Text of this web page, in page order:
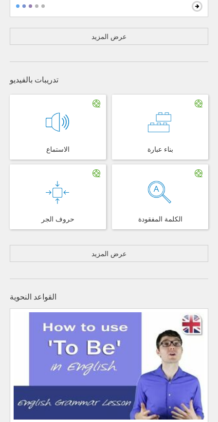
عرض المزيد
تدريبات بالفيديو
الاستماع بناء عبارة
حروف الجر الكلمة المفقودة
عرض المزيد
القواعد النحوية